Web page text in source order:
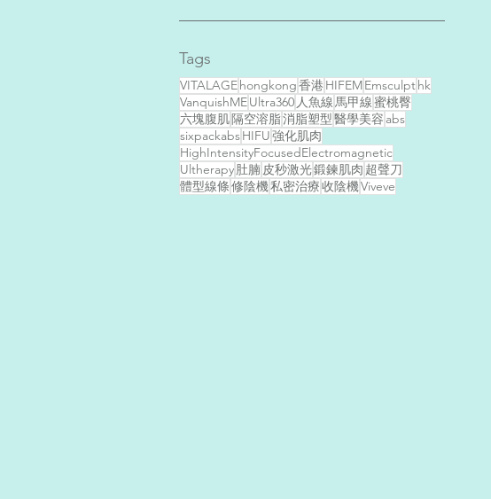
Tags
VITALAGEhongkong香港 HIFEMEmsculpthk
VanquishMEUltra360 人魚線馬甲線蜜桃臀
六塊腹肌隔空溶脂消脂塑型醫學美容 abs
sixpackabsHIFU強化肌肉
HighIntensityFocusedElectromagnetic
Ultherapy肚腩 皮秒激光鍛鍊肌肉 超聲刀
體型線條修陰機私密治療收陰機Viveve